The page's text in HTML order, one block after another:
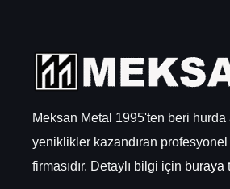
Meksan Metal 1995'ten beri hurda
yeniklikler kazandıran
firmasıdır. Detaylı bilgi için buraya